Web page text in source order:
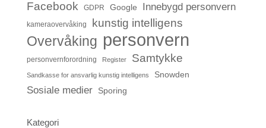
Facebook GDPR Google Innebygd personvern
kameraovervåking kunstig intelligens
Overvåking personvern
personvernforordning Register Samtykke
Sandkasse for ansvarlig kunstig intelligens Snowden
Sosiale medier Sporing
Kategori